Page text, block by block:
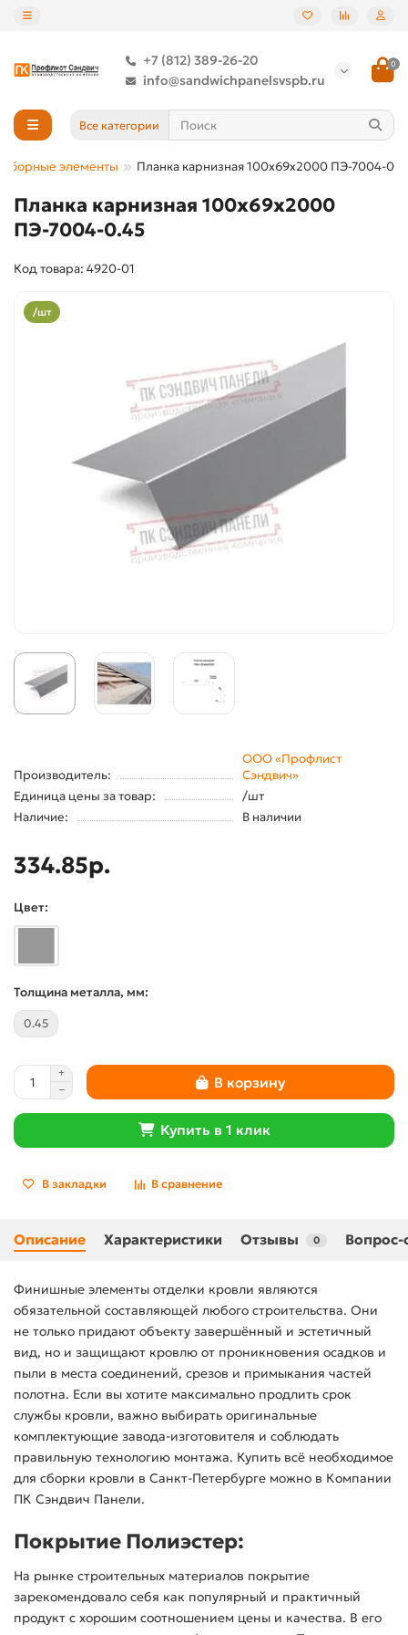
+7 (812) 389-26-20
info@sandwichpanelsvspb.ru
0
Все категории
элементы Планка карнизная 100х69х2000 ПЭ-7004-
Планка карнизная 100х69х2000
ПЭ-7004-0.45
Код товара: 4920-01
/шт
Производитель:
ООО «Профлист
Сэндвич»
Единица цены за товар:
/шт
Наличие:
В наличии
334.85р.
Цвет:
Толщина металла, мм:
0.45
В корзину
Купить в 1 клик
В закладки В сравнение
Описание Характеристики Отзывы 0 Вопрос-
Финишные элементы отделки кровли являются
обязательной составляющей любого строительства. Они
не только придают объекту завершённый и эстетичный
вид, но и защищают кровлю от проникновения осадков и
пыли в места соединений, срезов и примыкания частей
полотна. Если вы хотите максимально продлить срок
службы кровли, важно выбирать оригинальные
комплектующие завода-изготовителя и соблюдать
правильную технологию монтажа. Купить всё необходимое
для сборки кровли в Санкт-Петербурге можно в Компании
ПК Сэндвич Панели.
Покрытие Полиэстер:
На рынке строительных материалов покрытие
зарекомендовало себя как популярный и практичный
продукт с хорошим соотношением цены и качества. В его